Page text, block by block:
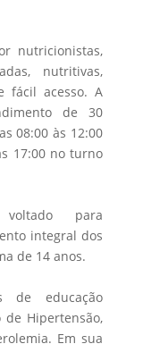
nutricionistas,
nutritivas,
fácil acesso. A
de 30
08:00 às 12:00
17:00 no turno
para
integral dos
de 14 anos.
de educação
Hipertensão,
Em sua